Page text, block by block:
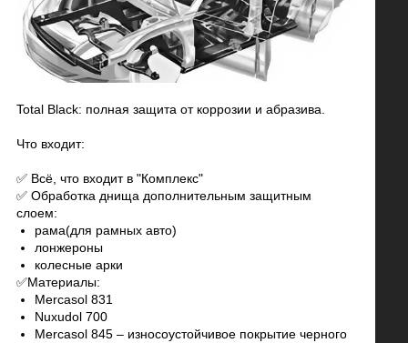
Total Black: полная защита от коррозии и абразива.
Что входит:
✅ Всё, что входит в "Комплекс"
✅ Обработка днища дополнительным защитным
слоем:
рама(для рамных авто)
лонжероны
колесные арки
✅Материалы:
Mercasol 831
Nuxudol 700
Mercasol 845 – износоустойчивое покрытие черного